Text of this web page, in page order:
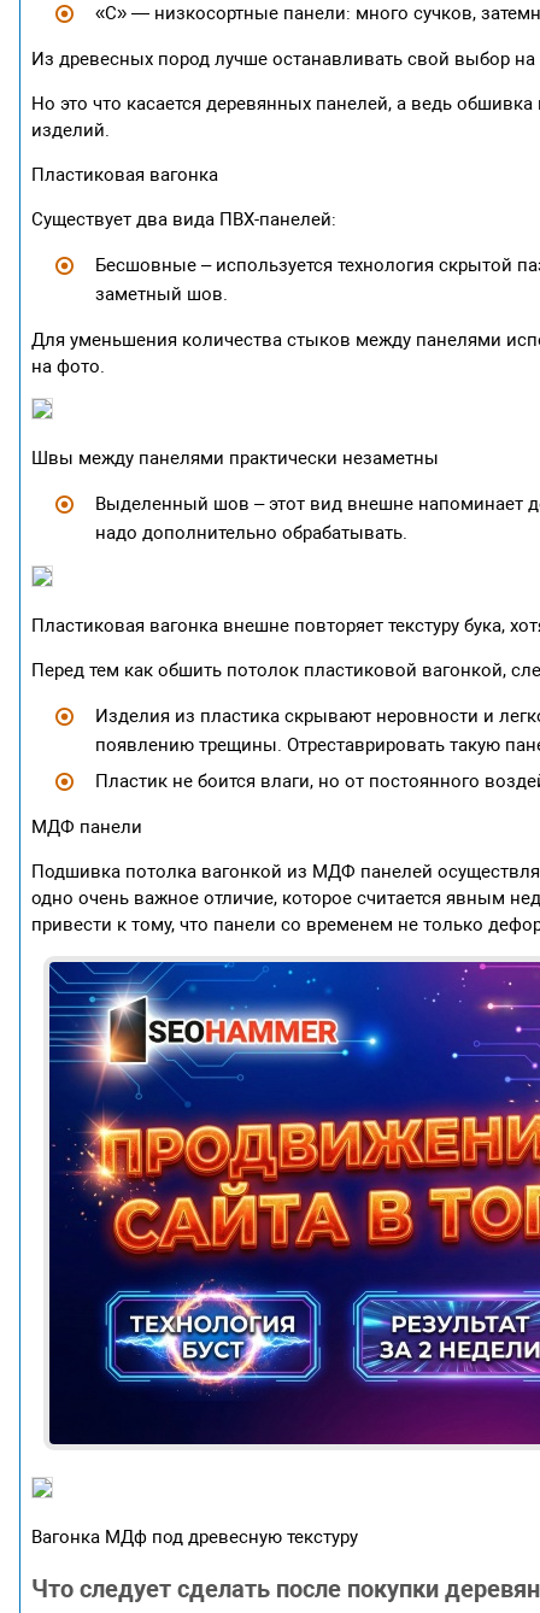
«С» — низкосортные панели: много сучков,
Из древесных пород лучше останавливать свой выбор на
Но это что касается деревянных панелей, а ведь
изделий.
Пластиковая вагонка
Существует два вида ПВХ-панелей:
Бесшовные – используется технология скрытой
заметный шов.
Для уменьшения количества стыков между панелями
на фото.
Швы между панелями практически незаметны
Выделенный шов – этот вид внешне напоминает
надо дополнительно обрабатывать.
Пластиковая вагонка внешне повторяет текстуру бука,
Перед тем как обшить потолок пластиковой вагонкой,
Изделия из пластика скрывают неровности и
появлению трещины. Отреставрировать такую
Пластик не боится влаги, но от постоянного
МДФ панели
Подшивка потолка вагонкой из МДФ панелей
одно очень важное отличие, которое считается явным
привести к тому, что панели со временем не только
Вагонка МДф под древесную текстуру
Что следует сделать после покупки